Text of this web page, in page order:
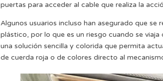
puertas para acceder al cable que realiza la
Algunos usuarios incluso han asegurado que se
plástico, por lo que es un riesgo cuando se
una solución sencilla y colorida que permita
de cuerda roja o de colores directo al